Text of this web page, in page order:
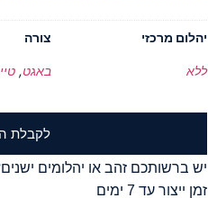
יהלום מרכזי
ללא
צורה
באגט,
לקבלת
יש ברשותכם זהב או יהלומים
זמן ייצור עד 7 ימים